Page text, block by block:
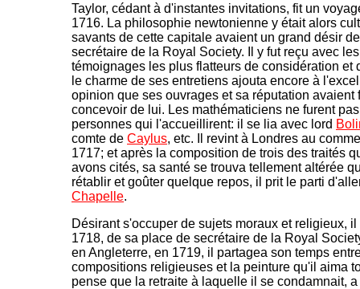
Taylor, cédant à d'instantes invitations, fit un
1716. La philosophie newtonienne y était alors
savants de cette capitale avaient un grand désir
secrétaire de la Royal Society. Il y fut reçu avec les
témoignages les plus flatteurs de considération et
le charme de ses entretiens ajouta encore à
opinion que ses ouvrages et sa réputation avaient
concevoir de lui. Les mathématiciens ne furent
personnes qui l'accueillirent: il se lia avec lord
comte de Caylus, etc. Il revint à Londres au
1717; et après la composition de trois des traités
avons cités, sa santé se trouva tellement altérée
rétablir et goûter quelque repos, il prit le parti
Chapelle.
Désirant s'occuper de sujets moraux et religieux,
1718, de sa place de secrétaire de la Royal
en Angleterre, en 1719, il partagea son temps
compositions religieuses et la peinture qu'il aima
pense que la retraite à laquelle il se condamnait,